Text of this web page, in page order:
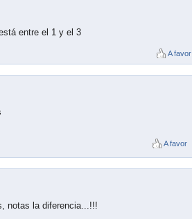
entre el 1 y el 3
A favor
A favor
notas la diferencia...!!!